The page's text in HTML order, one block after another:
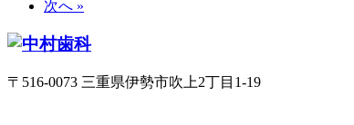
次へ »
〒516-0073 三重県伊勢市吹上2丁目1-19